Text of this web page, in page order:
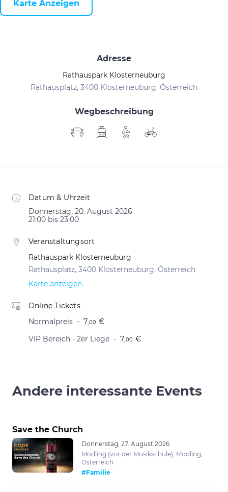
Karte Anzeigen
Adresse
Rathauspark Klosterneuburg
Rathausplatz, 3400 Klosterneuburg, Österreich
Wegbeschreibung
Datum & Uhrzeit
Donnerstag, 20. August 2026
21:00 bis 23:00
Veranstaltungsort
Rathauspark Klosterneuburg
Rathausplatz, 3400 Klosterneuburg, Österreich
Karte anzeigen
Online Tickets
Normalpreis
7,00 €
VIP Bereich - 2er Liege
7,00 €
Andere interessante Events
Save the Church
Donnerstag, 27. August 2026
Mödling (vor der Musikschule), Mödling,
Österreich
#Familie